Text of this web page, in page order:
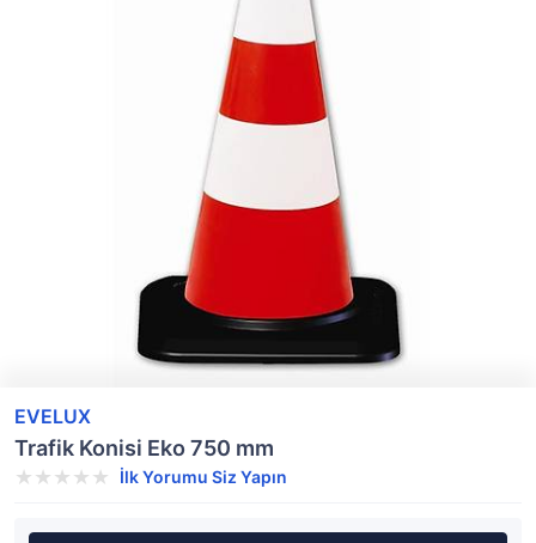
EVELUX
Trafik Konisi Eko 750 mm
İlk Yorumu Siz Yapın